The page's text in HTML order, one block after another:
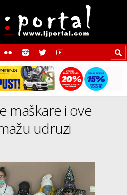
maškare i ove
udruzi